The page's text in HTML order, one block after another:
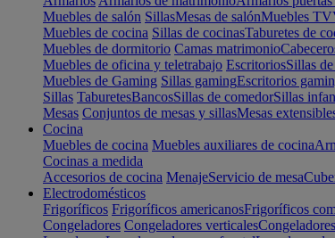
Muebles de salón SillasMesas de salónMuebles TV
Muebles de cocina Sillas de cocinasTaburetes de
Muebles de dormitorio Camas matrimonio
Muebles de oficina y teletrabajo EscritoriosSillas
Muebles de Gaming Sillas gamingEscritorios
Sillas TaburetesBancosSillas de comedorSillas
Mesas Conjuntos de mesas y sillasMesas
Cocina
Muebles de cocina Muebles auxiliares de cocina
Cocinas a medida
Accesorios de cocina MenajeServicio de mesa
Electrodomésticos
Frigoríficos Frigoríficos americanosFrigoríficos
Congeladores Congeladores verticales